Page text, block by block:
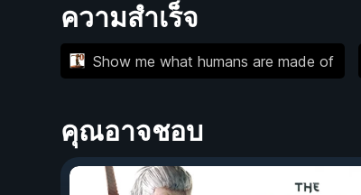
ความสำเร็จ
Show me what humans are made of
คุณอาจชอบ